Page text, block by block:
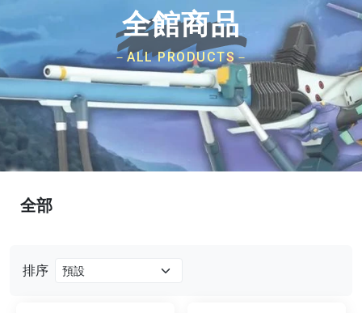
全館商品
－ALL PRODUCTS－
排序
全部